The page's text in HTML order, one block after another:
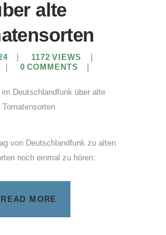
alte
1172 VIEWS
0 COMMENTS
von Deutschlandfunk zu alten
noch einmal zu hören:
READ MORE